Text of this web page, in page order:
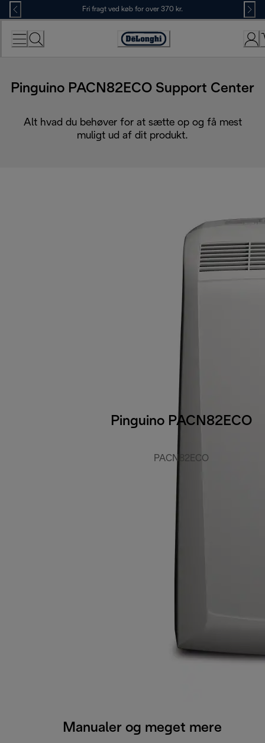
Skip
to
Content
Fri fragt ved køb for over 370 kr.
Accessibility
Pinguino PACN82ECO Support Center
Alt hvad du behøver for at sætte op og få mest
muligt ud af dit produkt.
Pinguino PACN82ECO
PACN82ECO
Manualer og meget mere